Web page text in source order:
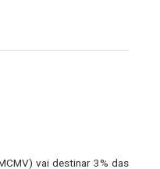
vai destinar 3% das